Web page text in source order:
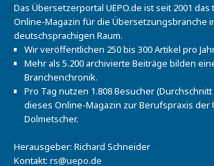
Das Übersetzerportal UEPO.de ist seit 2001
Online-Magazin für die Übersetzungsbranche
deutschsprachigen Raum.
Wir veröffentlichen 250 bis 300 Artikel pro
Mehr als 5.200 archivierte Beiträge bilden
Branchenchronik.
Pro Tag nutzen 1.808 Besucher (Durchschnitt
dieses Online-Magazin zur Berufspraxis der
Dolmetscher.
Herausgeber: Richard Schneider
Kontakt: rs@uepo.de